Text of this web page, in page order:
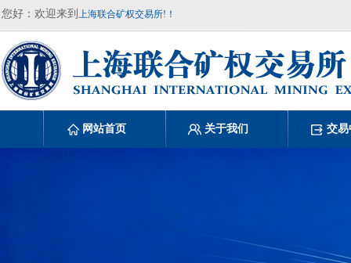
您好：欢迎来到 上海联合矿权交易所!！
网站首页 关于我们 交易